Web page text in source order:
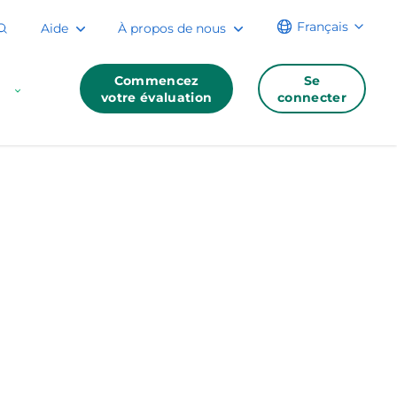
Aide À propos de nous Français
Commencez
votre évaluation
Se
connecter